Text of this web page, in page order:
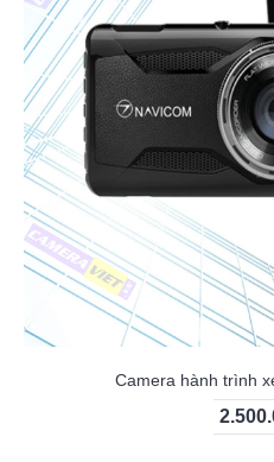
Camera hành trình